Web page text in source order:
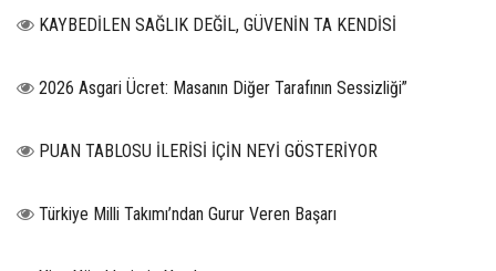
KAYBEDİLEN SAĞLIK DEĞİL, GÜVENİN TA KENDİSİ
2026 Asgari Ücret: Masanın Diğer Tarafının Sessizliği”
PUAN TABLOSU İLERİSİ İÇİN NEYİ GÖSTERİYOR
Türkiye Milli Takımı’ndan Gurur Veren Başarı